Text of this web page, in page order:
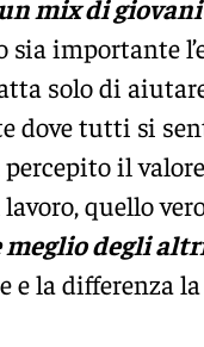
mix di giovani
sia importante
solo di
dove tutti si
il
quello
meglio degli
e la differenza